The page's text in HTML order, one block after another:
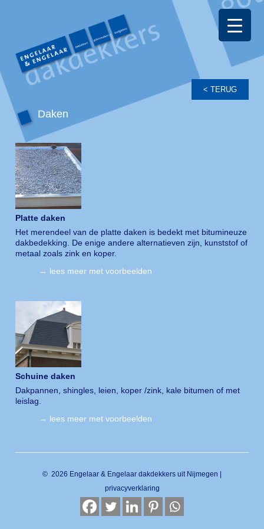
Daken
Platte daken
Het merendeel van de platte daken is bedekt met bitumineuze
dakbedekking. De enige andere alternatieven zijn, kunststof of
metaal zoals zink en koper.
→ lees meer met voorbeelden
Schuine daken
Dakpannen, shingles, leien, koper /zink, kale bitumen of met
leislag.
→ lees meer met voorbeelden
© 2026 Engelaar & Engelaar dakdekkers uit Nijmegen |
privacyverklaring